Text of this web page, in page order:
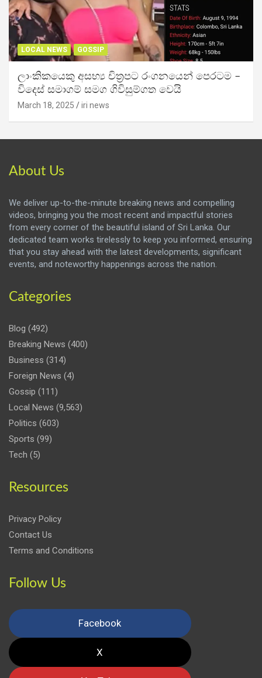
LOCAL NEWS GOSSIP
ලාංකිකයෙකු අසභ්‍ය චිත්‍රපට රංගනයෙන් පෙරටම –
විදෙස් සමාගම් සමග ගිවිසුම්ගත වෙයි
March 18, 2025 iri news
About Us
We deliver up-to-the-minute breaking news and compelling
videos, bringing you the most recent and impactful stories
from every corner of the beautiful island of Sri Lanka. Our
dedicated team works tirelessly to keep you informed, ensuring
that you stay ahead with the latest developments, significant
events, and noteworthy happenings across the nation.
Categories
Blog (492)
Breaking News (400)
Business (314)
Foreign News (4)
Gossip (111)
Local News (9,563)
Politics (603)
Sports (99)
Tech (5)
Resources
Privacy Policy
Contact Us
Terms and Conditions
Follow Us
Facebook
X